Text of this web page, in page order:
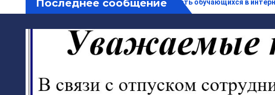
Последнее сообщение
Вебинар «Безопасность обучающихся в интернет-